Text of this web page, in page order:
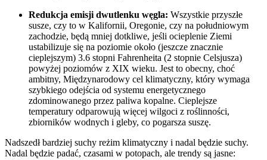
Redukcja emisji dwutlenku węgla: Wszystkie przyszłe
susze, czy to w Kalifornii, Oregonie, czy na południowym
zachodzie, będą mniej dotkliwe, jeśli ocieplenie Ziemi
ustabilizuje się na poziomie około (jeszcze znacznie
cieplejszym) 3.6 stopni Fahrenheita (2 stopnie Celsjusza)
powyżej poziomów z XIX wieku. Jest to obecny, choć
ambitny, Międzynarodowy cel klimatyczny, który wymaga
szybkiego odejścia od systemu energetycznego
zdominowanego przez paliwa kopalne. Cieplejsze
temperatury odparowują więcej wilgoci z roślinności,
zbiorników wodnych i gleby, co pogarsza suszę.
Nadszedł bardziej suchy reżim klimatyczny i nadal będzie suchy.
Nadal będzie padać, czasami w potopach, ale trendy są jasne: